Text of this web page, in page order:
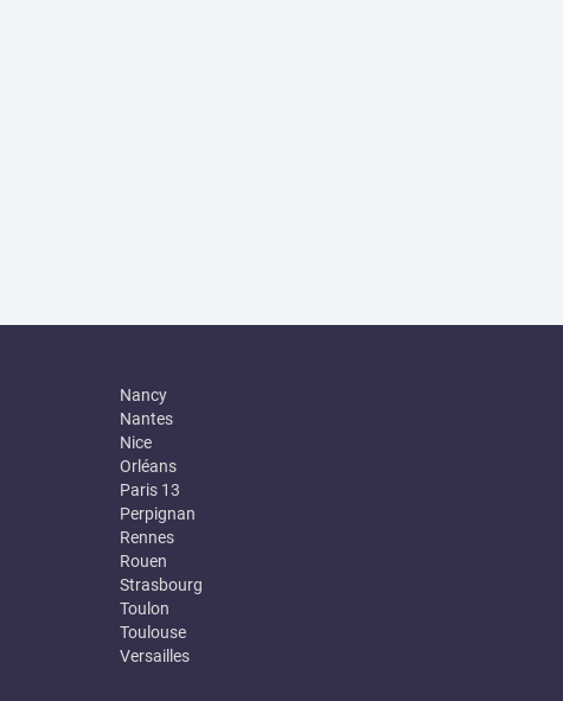
Nancy
Nantes
Nice
Orléans
Paris 13
Perpignan
Rennes
Rouen
Strasbourg
Toulon
Toulouse
Versailles